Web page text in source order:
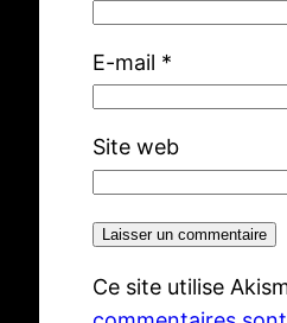
E-mail *
Site web
Ce site utilise